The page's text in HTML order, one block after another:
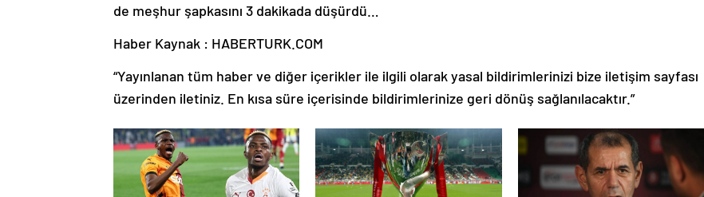
de meşhur şapkasını 3 dakikada düşürdü…
Haber Kaynak : HABERTURK.COM
“Yayınlanan tüm haber ve diğer içerikler ile ilgili olarak yasal bildirimlerinizi bize iletişim sayfası
üzerinden iletiniz. En kısa süre içerisinde bildirimlerinize geri dönüş sağlanılacaktır.”